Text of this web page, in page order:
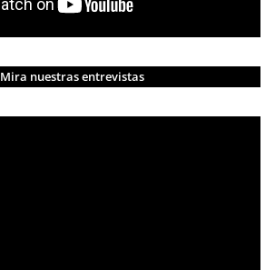
Mira nuestras entrevistas